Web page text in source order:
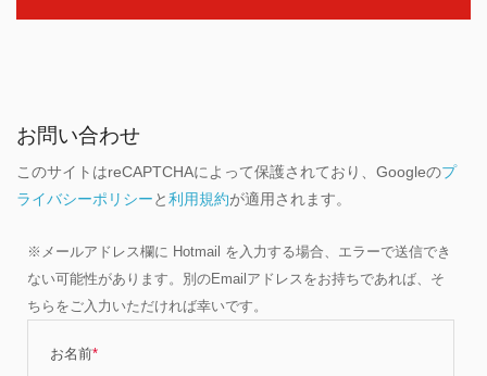
お問い合わせ
このサイトはreCAPTCHAによって保護されており、Googleのプ
ライバシーポリシーと利用規約が適用されます。
※メールアドレス欄に Hotmail を入力する場合、エラーで送信でき
ない可能性があります。別のEmailアドレスをお持ちであれば、そ
ちらをご入力いただければ幸いです。
お名前*